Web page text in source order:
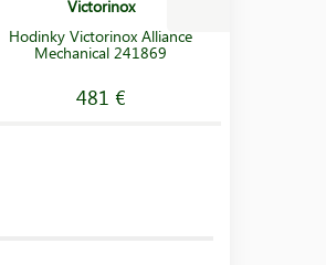
Victorinox
Hodinky Victorinox Alliance
Mechanical 241869
481 €